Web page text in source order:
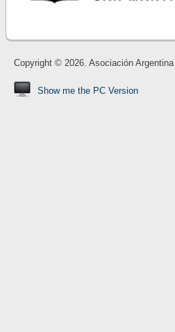
Copyright © 2026. Asociación
Show me the PC Version